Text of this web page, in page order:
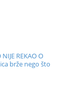
REKAO O
brže nego što